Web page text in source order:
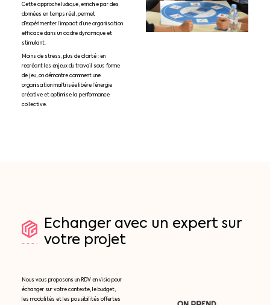
Cette approche ludique, enrichie par des
données en temps réel, permet
d’expérimenter l’impact d’une organisation
efficace dans un cadre dynamique et
stimulant.
Moins de stress, plus de clarté : en
recréant les enjeux du travail sous forme
de jeu, on démontre comment une
organisation maîtrisée libère l’énergie
créative et optimise la performance
collective.
Echanger avec un expert sur
votre projet
Nous vous proposons un RDV en visio pour
échanger sur votre contexte, le budget,
les modalités et les possibilités offertes